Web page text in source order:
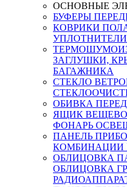
ОСНОВНЫЕ
БУФЕРЫ
КОВРИКИ
ЗАГЛУШКИ,
БАГАЖНИКА
СТЕКЛО
ОБИВКА
ЯЩИК
ФОНАРЬ
ПАНЕЛЬ
КОМБИНАЦИИ
ОБЛИЦОВКА
ОБЛИЦОВКА